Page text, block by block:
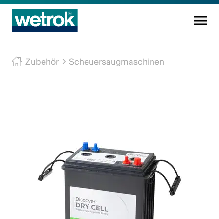
Reinigungsprodukte
Innovation
Unternehmen
Zubehör Scheuersaugmaschinen